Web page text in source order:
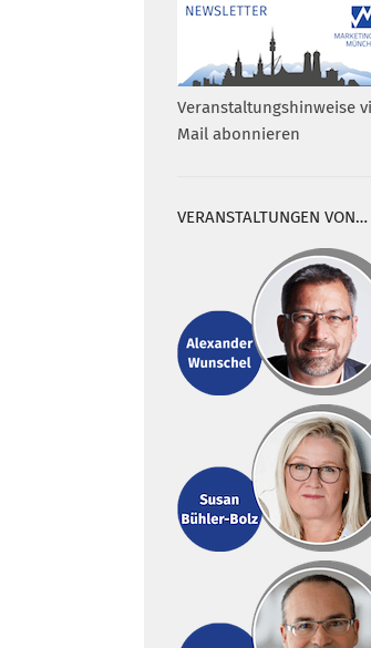
Veranstaltungshinweise
Mail abonnieren
VERANSTALTUNGEN VON…